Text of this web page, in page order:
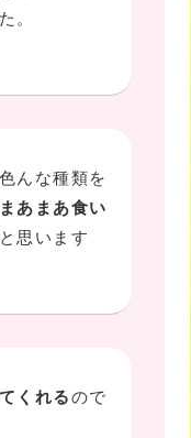
。
んな種類を
まあまあ食い
思います
くれるので